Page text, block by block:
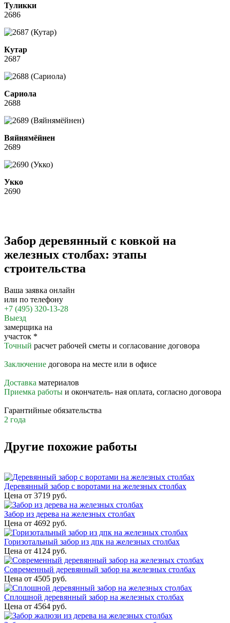
Туликки
2686
Кутар
2687
Сариола
2688
Вяйнямёйнен
2689
Укко
2690
Забор деревянный с ковкой на
железных столбах: этапы
строительства
Ваша заявка онлайн
или по телефону
+7 (495) 320-13-28
Выезд
замерщика на
участок *
Точный расчет рабочей сметы и согласование договора
Заключение договора на месте или в офисе
Доставка материалов
Приемка работы и окончатель- ная оплата, согласно договора
Гарантийные обязательства
2 года
Другие похожие работы
Деревянный забор с воротами на железных столбах
Цена от 3719 руб.
Забор из дерева на железных столбах
Цена от 4692 руб.
Горизотальный забор из дпк на железных столбах
Цена от 4124 руб.
Современный деревянный забор на железных столбах
Цена от 4505 руб.
Сплошной деревянный забор на железных столбах
Цена от 4564 руб.